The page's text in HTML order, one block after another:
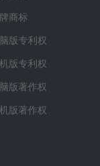
商标
版专利权
版专利权
版著作权
版著作权